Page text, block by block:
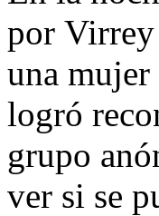
por Virrey
una
logró
grupo
ver si se